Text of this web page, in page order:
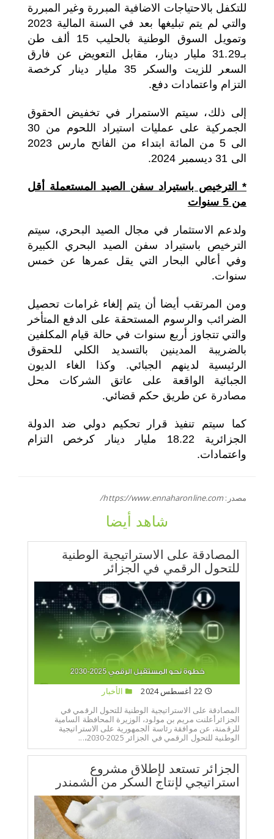
للتكفل بالاحتياجات الاضافية المبررة وغير المبررة
والتي لم يتم تبليغها بعد في السنة المالية 2023
وتمويل السوق الوطنية بالحليب 15 ألف طن
بـ31.29 مليار دينار، مقابل التعويض عن فارق
السعر للزيت والسكر 35 مليار دينار كرخصة
التزام واعتمادات دفع.
إلى ذلك، سيتم الاستمرار في تخفيض الحقوق
الجمركية على عمليات استيراد اللحوم من 30
الى 5 من المائة ابتداء من الفاتح مارس 2023
الى 31 ديسمبر 2024.
* الترخيص باستيراد سفن الصيد المستعملة أقل
من 5 سنوات
ولدعم الاستثمار في مجال الصيد البحري، سيتم
الترخيص باستيراد سفن الصيد البحري الكبيرة
وفي أعالي البحار التي يقل عمرها عن خمس
سنوات.
ومن المرتقب أيضا أن يتم إلغاء غرامات تحصيل
الضرائب والرسوم المستحقة على الدفع المتأخر
والتي تتجاوز أربع سنوات في حالة قيام المكلفين
بالضريبة المدينين بالتسديد الكلي للحقوق
الرئيسية لدينهم الجبائي. وكذا الغاء الديون
الجبائية الواقعة على عاتق الشركات محل
مصادرة عن طريق حكم قضائي.
كما سيتم تنفيذ قرار تحكيم دولي ضد الدولة
الجزائرية 18.22 مليار دينار كرخص التزام
واعتمادات.
مصدر:https://www.ennaharonline.com/
شاهد أيضا
المصادقة على الاستراتيجية الوطنية
للتحول الرقمي في الجزائر
22 أغسطس 2024
الأخبار
المصادقة على الاستراتيجية الوطنية للتحول الرقمي في
الجزائرأعلنت مريم بن مولود، الوزيرة المحافظة السامية
للرقمنة، عن موافقة رئاسة الجمهورية على الاستراتيجية
الوطنية للتحول الرقمي في الجزائر 2025-2030،...
الجزائر تستعد لإطلاق مشروع
استراتيجي لإنتاج السكر من الشمندر